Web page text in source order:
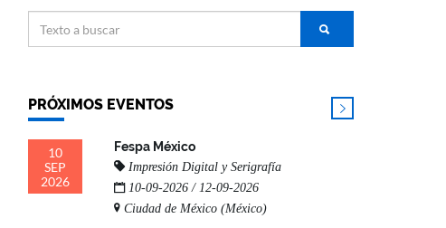
PRÓXIMOS EVENTOS
10
SEP
2026
Fespa México
Impresión Digital y Serigrafía
10-09-2026 / 12-09-2026
Ciudad de México (México)